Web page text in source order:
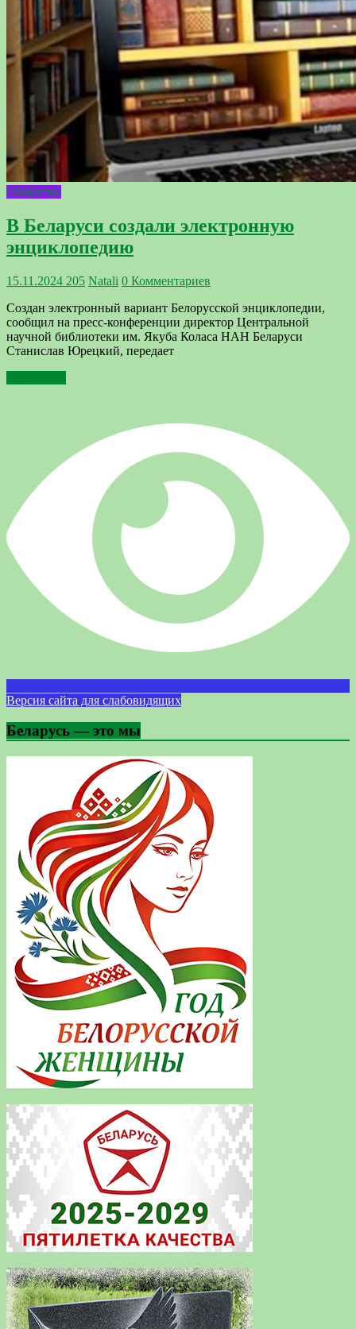
Общество
В Беларуси создали электронную
энциклопедию
15.11.2024 205 Natali 0 Комментариев
Создан электронный вариант Белорусской энциклопедии,
сообщил на пресс-конференции директор Центральной
научной библиотеки им. Якуба Коласа НАН Беларуси
Станислав Юрецкий, передает
Версия сайта для слабовидящих
Беларусь — это мы